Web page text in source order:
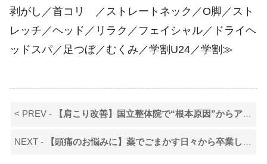
剥がし／首コリ ／ストレートネック／O脚／スト
レッチ／ヘッド／リラク／フェイシャル／ドライヘ
ッドスパ／足つぼ／むくみ／学割U24／学割≫
< PREV - 【肩こり改善】国立整体院で“根本原因”からアプローチします！
NEXT - 【頭痛のお悩みに】薬でごまかす日々から卒業しませんか？